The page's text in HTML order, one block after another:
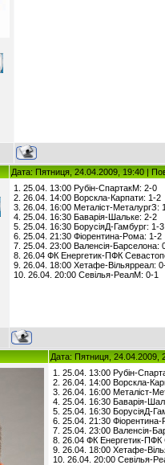
Дата: Пятниця, 24.04.2009, 19:40 |
1. 25.04. 13:00 Рубін-СпартакМ: 2-0
2. 26.04. 14:00 Ворскла-Карпати: 1-2
3. 26.04. 16:00 Металіст-МеталургЗ:
4. 25.04. 16:30 Баварія-Шальке: 2-2
5. 25.04. 16:30 БорусіяД-Гамбург: 1-3
6. 25.04. 21:30 Фіорентина-Рома: 1-2
7. 25.04. 23:00 Валенсія-Барселона:
8. 26.04 ФК Енергетик-ПФК
9. 26.04. 18:00 Хетафе-Вільярреал:
10. 26.04. 20:00 Севілья-РеалМ: 0-1
Дата: Пятниця, 24.04.2009,
1. 25.04. 13:00 Рубін-
2. 26.04. 14:00 Ворскла-
3. 26.04. 16:00 Металіст-
4. 25.04. 16:30 Баварія-
5. 25.04. 16:30 БорусіяД-
6. 25.04. 21:30
7. 25.04. 23:00 Валенсія-
8. 26.04 ФК Енергетик-ПФК
9. 26.04. 18:00 Хетафе-
10. 26.04. 20:00 Севілья-